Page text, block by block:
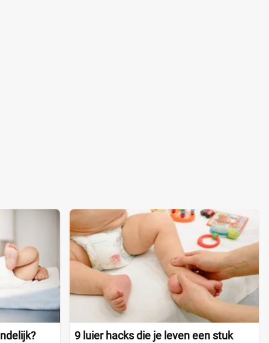
9 luier hacks die je leven een stuk